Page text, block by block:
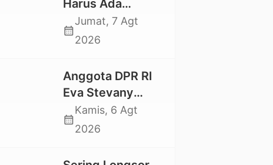
Harus Ada
Kepastian Hukum
Hilangnya Stoner,
tidak Larut dalam
Trauma dan
Kesedihan
Berkepanjangan
calendar_month
Jumat, 7 Agt
2026
Anggota DPR RI
Eva Stevany
Rataba Salurkan
Bantuan Bagi
Longsor di Buntu
calendar_month
Kamis, 6 Agt
2026